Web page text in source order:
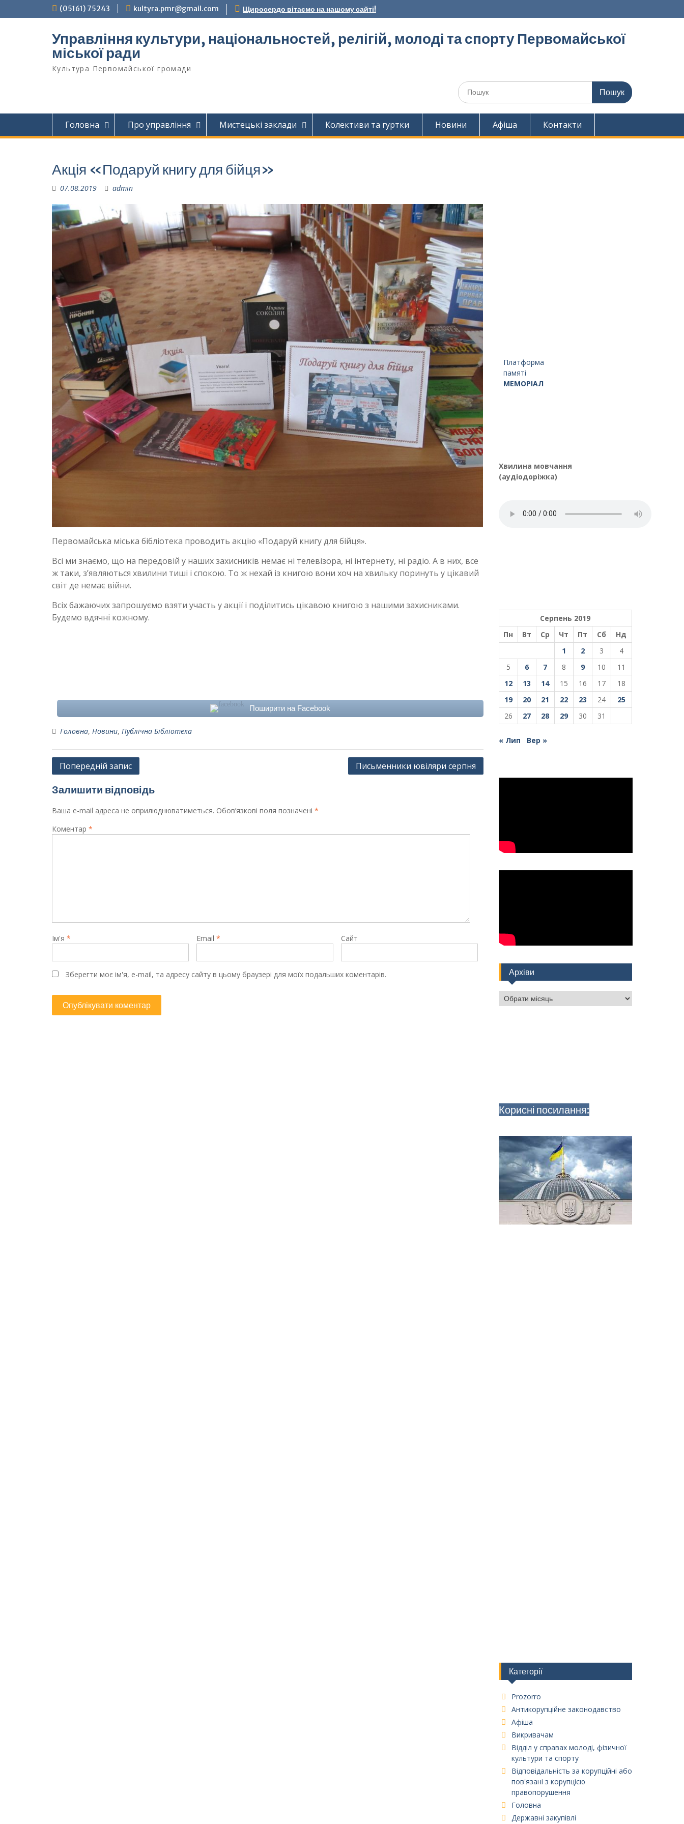
до
(05161) 75243 kultyra.pmr@gmail.com Щиросердо вітаємо на нашому сайті!
Управління культури, національностей, релігій, молоді та спорту Первомайської
міської ради
Культура Первомайcької громади
Шукати:
Головна Про управління Мистецькі заклади Колективи та гуртки Новини Афіша Контакти
Акція «Подаруй книгу для бійця»
07.08.2019 admin
Первомайська міська бібліотека проводить акцію «Подаруй книгу для бійця».
Всі ми знаємо, що на передовій у наших захисників немає ні телевізора, ні інтернету, ні радіо. А в них, все
ж таки, з’являються хвилини тиші і спокою. То ж нехай із книгою вони хоч на хвильку поринуть у цікавий
світ де немає війни.
Всіх бажаючих запрошуємо взяти участь у акції і поділитись цікавою книгою з нашими захисниками.
Будемо вдячні кожному.
Поширити на Facebook
Головна, Новини, Публічна Бібліотека
Навігація
Попередній запис Письменники ювіляри серпня
Залишити відповідь
Ваша e-mail адреса не оприлюднюватиметься. Обов’язкові поля позначені *
Коментар *
Ім'я * Email * Сайт
Зберегти моє ім'я, e-mail, та адресу сайту в цьому браузері для моїх подальших коментарів.
Платформа
памяті
МЕМОРІАЛ
Хвилина мовчання
(аудіодоріжка)
Серпень 2019
Пн
Вт Ср Чт Пт Сб
Нд
1
2 3
4
5
6 7 8 9 10
11
12
13 14 15 16 17
18
19
20 21 22 23 24
25
26
27 28 29 30 31
« Лип Вер »
Архіви
Архіви
Корисні посилання:
Категорії
Prozorro
Антикорупційне законодавство
Афіша
Викривачам
Відділ у справах молоді, фізичної
культури та спорту
Відповідальність за корупційні або
пов'язані з корупцією
правопорушення
Головна
Державні закупівлі